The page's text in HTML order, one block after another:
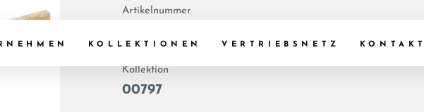
KOLLEKTIONEN VERTRIEBSNETZ KONTAKT
Artikelnummer
Kollektion
00797